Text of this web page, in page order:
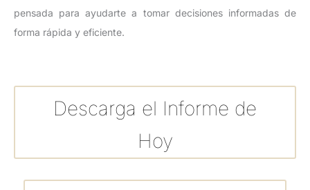
pensada para ayudarte a tomar decisiones informadas de
forma rápida y eficiente.
Descarga el Informe de
Hoy